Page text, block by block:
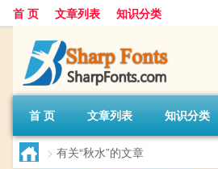
首 页 文章列表 知识分类
首 页 文章列表 知识分类
> 有关“秋水”的文章